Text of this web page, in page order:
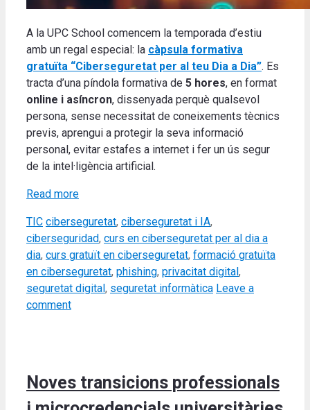
A la UPC School comencem la temporada d’estiu
amb un regal especial: la càpsula formativa
gratuïta “Ciberseguretat per al teu Dia a Dia”. Es
tracta d’una píndola formativa de 5 hores, en format
online i asíncron, dissenyada perquè qualsevol
persona, sense necessitat de coneixements tècnics
previs, aprengui a protegir la seva informació
personal, evitar estafes a internet i fer un ús segur
de la intel·ligència artificial.
Read more
Categories
TIC Tags
ciberseguretat, ciberseguretat i IA,
ciberseguridad, curs en ciberseguretat per al dia a
dia, curs gratuït en ciberseguretat, formació gratuïta
en ciberseguretat, phishing, privacitat digital ,
seguretat digital , seguretat informàtica Leave a
comment
Noves transicions professionals